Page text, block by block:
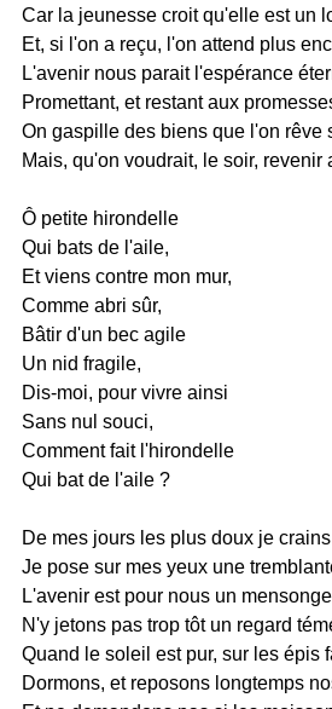
Car la jeunesse croit qu'elle est un
Et, si l'on a reçu, l'on attend plus
L'avenir nous parait l'espérance
Promettant, et restant aux
On gaspille des biens que l'on rêve
Mais, qu'on voudrait, le soir, revenir
Ô petite hirondelle
Qui bats de l'aile,
Et viens contre mon mur,
Comme abri sûr,
Bâtir d'un bec agile
Un nid fragile,
Dis-moi, pour vivre ainsi
Sans nul souci,
Comment fait l'hirondelle
Qui bat de l'aile ?
De mes jours les plus doux je
Je pose sur mes yeux une
L'avenir est pour nous un
N'y jetons pas trop tôt un regard
Quand le soleil est pur, sur les épis
Dormons, et reposons longtemps